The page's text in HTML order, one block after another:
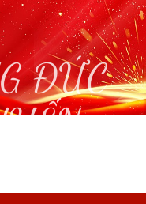
ĐỨC